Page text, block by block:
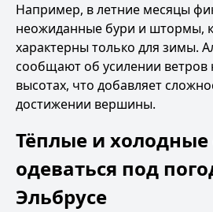
Например, в летние месяцы
неожиданные бури и штормы,
характерны только для зимы.
сообщают об усилении
высотах, что добавляет
достижении вершины.
Тёплые и холодные
одеваться под
Эльбрусе